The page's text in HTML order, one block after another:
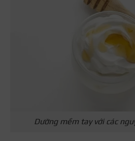
Dưỡng mềm tay với các